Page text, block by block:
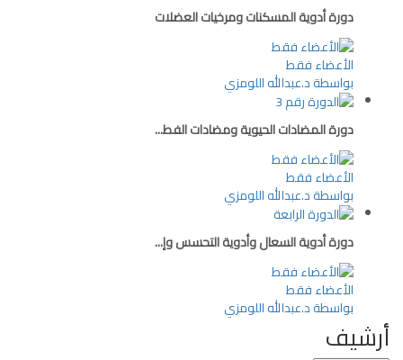
دورة أدوية المسكنات ومرخيات العضلات
الأعضاء فقط
بواسطة د.عبدالله اللومزي
دورة المضادات الحيوية ومضادات الفط...
الأعضاء فقط
بواسطة د.عبدالله اللومزي
دورة أدوية السعال وأدوية التحسس وإ...
الأعضاء فقط
بواسطة د.عبدالله اللومزي
أرشيف